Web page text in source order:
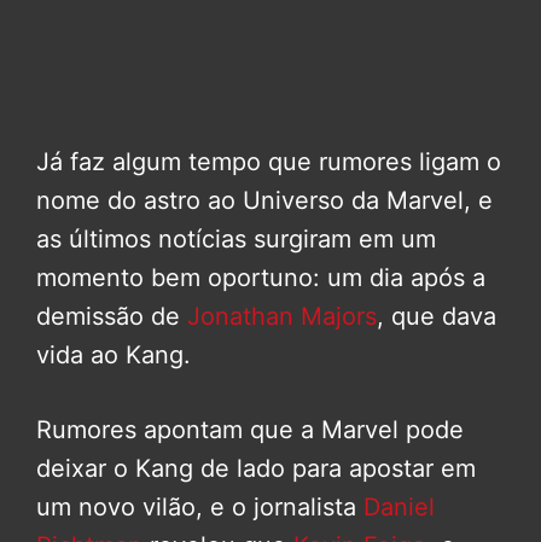
Já faz algum tempo que rumores ligam o
nome do astro ao Universo da Marvel, e
as últimos notícias surgiram em um
momento bem oportuno: um dia após a
demissão de Jonathan Majors, que dava
vida ao Kang.
Rumores apontam que a Marvel pode
deixar o Kang de lado para apostar em
um novo vilão, e o jornalista Daniel